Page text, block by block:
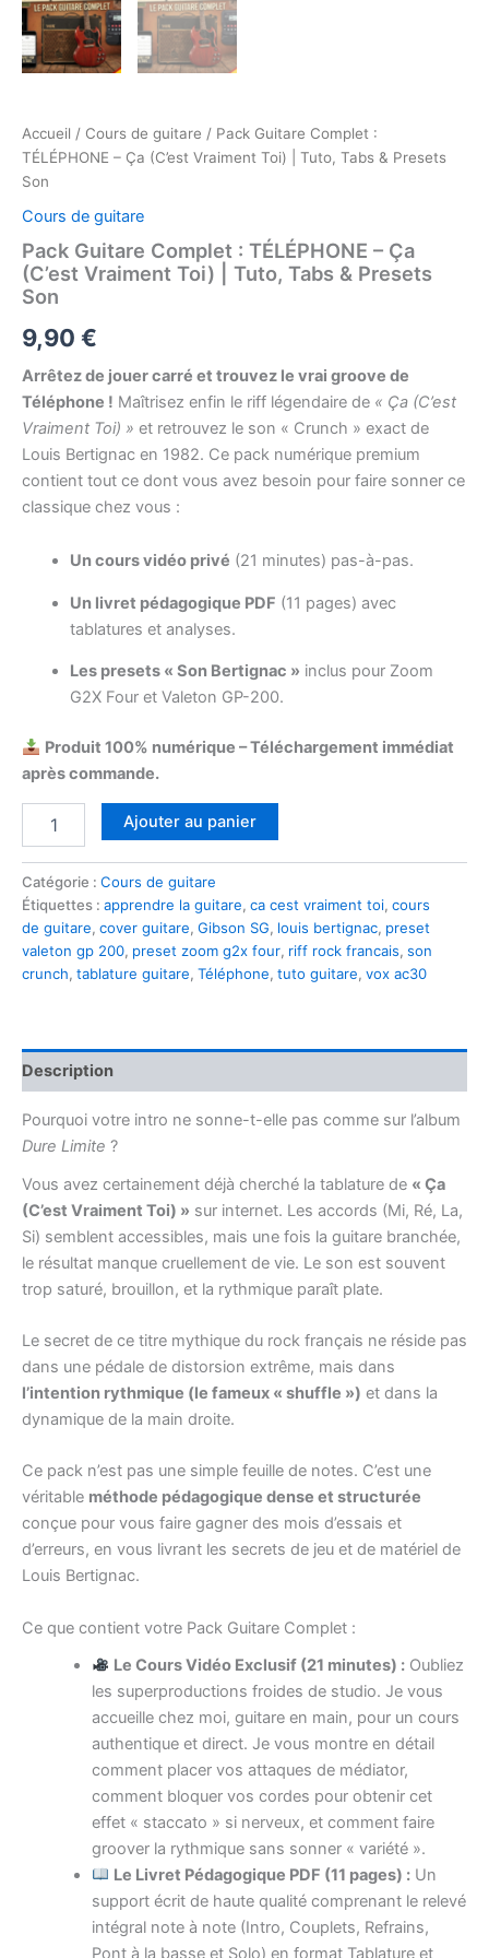
Accueil / Cours de guitare / Pack Guitare Complet :
TÉLÉPHONE – Ça (C’est Vraiment Toi) | Tuto, Tabs & Presets
Son
Cours de guitare
Pack Guitare Complet : TÉLÉPHONE – Ça
(C’est Vraiment Toi) | Tuto, Tabs & Presets
Son
9,90 €
Arrêtez de jouer carré et trouvez le vrai groove de
Téléphone ! Maîtrisez enfin le riff légendaire de « Ça (C’est
Vraiment Toi) » et retrouvez le son « Crunch » exact de
Louis Bertignac en 1982. Ce pack numérique premium
contient tout ce dont vous avez besoin pour faire sonner ce
classique chez vous :
Un cours vidéo privé (21 minutes) pas-à-pas.
Un livret pédagogique PDF (11 pages) avec
tablatures et analyses.
Les presets « Son Bertignac » inclus pour Zoom
G2X Four et Valeton GP-200.
Produit 100% numérique – Téléchargement immédiat
après commande.
Guitare
Complet
:
TÉLÉPHONE
Toi)
|
Tuto,
Tabs
&
Son
Ajouter au panier
Catégorie : Cours de guitare
Étiquettes : apprendre la guitare, ca cest vraiment toi, cours
de guitare, cover guitare, Gibson SG, louis bertignac, preset
valeton gp 200, preset zoom g2x four, riff rock francais, son
crunch, tablature guitare, Téléphone, tuto guitare, vox ac30
Description
Pourquoi votre intro ne sonne-t-elle pas comme sur l’album
Dure Limite ?
Vous avez certainement déjà cherché la tablature de « Ça
(C’est Vraiment Toi) » sur internet. Les accords (Mi, Ré, La,
Si) semblent accessibles, mais une fois la guitare branchée,
le résultat manque cruellement de vie. Le son est souvent
trop saturé, brouillon, et la rythmique paraît plate.
Le secret de ce titre mythique du rock français ne réside pas
dans une pédale de distorsion extrême, mais dans
l’intention rythmique (le fameux « shuffle ») et dans la
dynamique de la main droite.
Ce pack n’est pas une simple feuille de notes. C’est une
véritable méthode pédagogique dense et structurée
conçue pour vous faire gagner des mois d’essais et
d’erreurs, en vous livrant les secrets de jeu et de matériel de
Louis Bertignac.
Ce que contient votre Pack Guitare Complet :
Le Cours Vidéo Exclusif (21 minutes) : Oubliez
les superproductions froides de studio. Je vous
accueille chez moi, guitare en main, pour un cours
authentique et direct. Je vous montre en détail
comment placer vos attaques de médiator,
comment bloquer vos cordes pour obtenir cet
effet « staccato » si nerveux, et comment faire
groover la rythmique sans sonner « variété ».
Le Livret Pédagogique PDF (11 pages) : Un
support écrit de haute qualité comprenant le relevé
intégral note à note (Intro, Couplets, Refrains,
Pont à la basse et Solo) en format Tablature et